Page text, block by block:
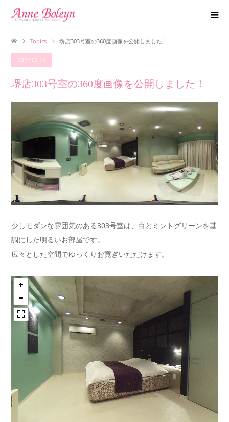
Topics 堺店303号室の360度画像を公開しました！
2022.02.16
堺店303号室の360度画像を公開しました！
少しモダンな雰囲気のある303号室は、白とミントグリーンを基
調にした明るいお部屋です。
広々とした空間でゆっくりお寛ぎいただけます。